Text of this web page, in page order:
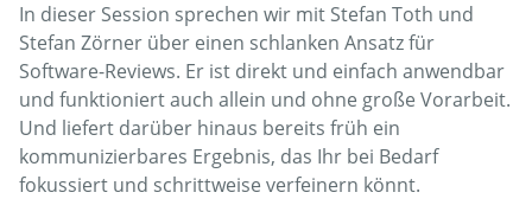
In dieser Session sprechen wir mit Stefan Toth und
Stefan Zörner über einen schlanken Ansatz für
Software-Reviews. Er ist direkt und einfach anwendbar
und funktioniert auch allein und ohne große Vorarbeit.
Und liefert darüber hinaus bereits früh ein
kommunizierbares Ergebnis, das Ihr bei Bedarf
fokussiert und schrittweise verfeinern könnt.